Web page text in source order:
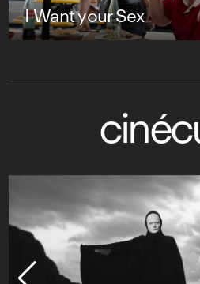
I Want your Sex